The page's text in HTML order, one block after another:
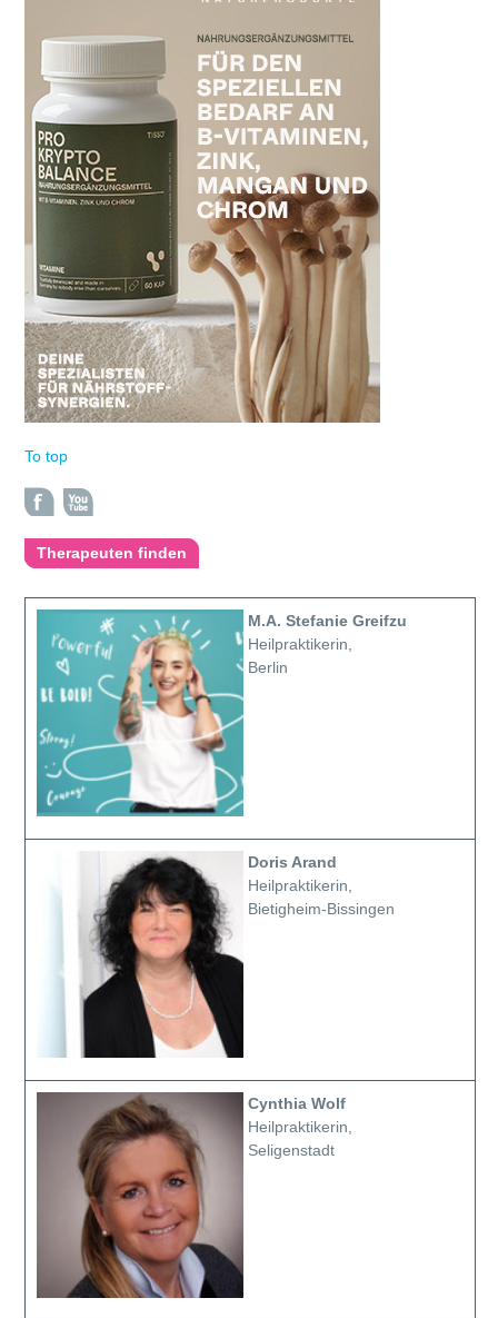
To top
Therapeuten finden
M.A. Stefanie Greifzu
Heilpraktikerin,
Berlin
Doris Arand
Heilpraktikerin,
Bietigheim-Bissingen
Cynthia Wolf
Heilpraktikerin,
Seligenstadt